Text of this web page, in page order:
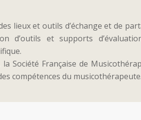
lieux et outils d’échange et de
d’outils et supports
Société Française de
compétences du musicothérapeute.